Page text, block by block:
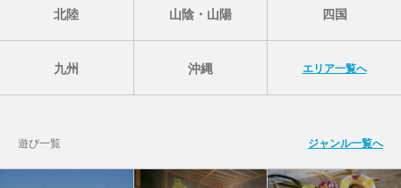
北陸 山陰・山陽 四国
九州 沖縄 エリア一覧へ
遊び一覧 ジャンル一覧へ